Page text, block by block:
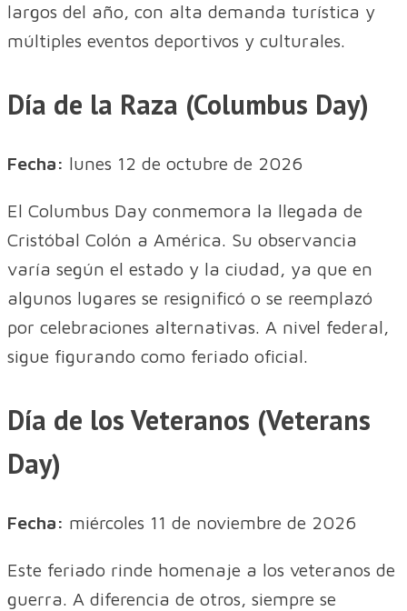
largos del año, con alta demanda turística y
múltiples eventos deportivos y culturales.
Día de la Raza (Columbus Day)
Fecha: lunes 12 de octubre de 2026
El Columbus Day conmemora la llegada de
Cristóbal Colón a América. Su observancia
varía según el estado y la ciudad, ya que en
algunos lugares se resignificó o se reemplazó
por celebraciones alternativas. A nivel federal,
sigue figurando como feriado oficial.
Día de los Veteranos (Veterans
Day)
Fecha: miércoles 11 de noviembre de 2026
Este feriado rinde homenaje a los veteranos de
guerra. A diferencia de otros, siempre se